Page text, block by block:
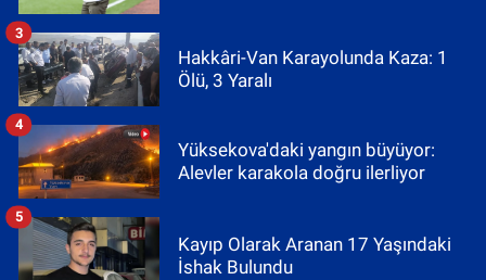
Hakkâri-Van Karayolunda Kaza: 1
Ölü, 3 Yaralı
3
Yüksekova'daki yangın büyüyor:
Alevler karakola doğru ilerliyor
4
Kayıp Olarak Aranan 17 Yaşındaki
İshak Bulundu
5